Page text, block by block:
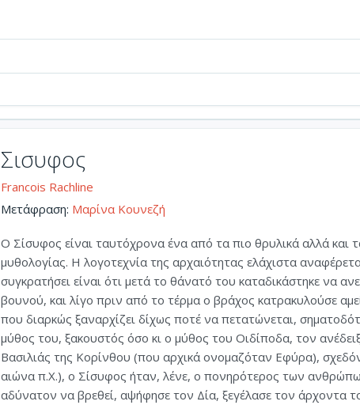
Σισυφος
Francois Rachline
Μετάφραση: Μαρίνα Κουνεζή
Ο Σίσυφος είναι ταυτόχρονα ένα από τα πιο θρυλικά αλλά και
μυθολογίας. Η λογοτεχνία της αρχαιότητας ελάχιστα
συγκρατήσει είναι ότι μετά το θάνατό του καταδικάστηκε να
βουνού, και λίγο πριν από το τέρμα ο βράχος κατρακυλούσε
που διαρκώς ξαναρχίζει δίχως ποτέ να πετατώνεται,
μύθος του, ξακουστός όσο κι ο μύθος του Οιδίποδα, τον
Βασιλιάς της Κορίνθου (που αρχικά ονομαζόταν Εφύρα),
αιώνα π.Χ.), ο Σίσυφος ήταν, λένε, ο πονηρότερος των
αδύνατον να βρεθεί, αψήφησε τον Δία, ξεγέλασε τον άρχοντα